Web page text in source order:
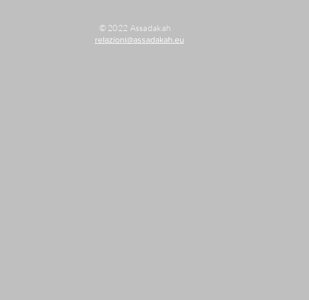
© 2022 Assadakah
relazioni@assadakah.eu